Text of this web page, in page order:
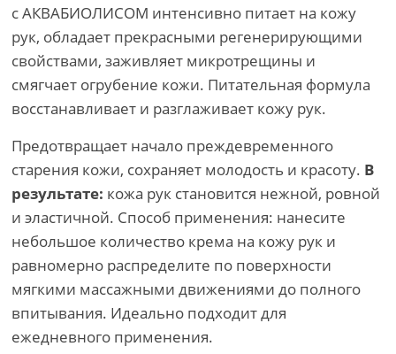
с АКВАБИОЛИСОМ интенсивно питает на кожу
рук, обладает прекрасными регенерирующими
свойствами, заживляет микротрещины и
смягчает огрубение кожи. Питательная формула
восстанавливает и разглаживает кожу рук.
Предотвращает начало преждевременного
старения кожи, сохраняет молодость и красоту. В
результате: кожа рук становится нежной, ровной
и эластичной. Способ применения: нанесите
небольшое количество крема на кожу рук и
равномерно распределите по поверхности
мягкими массажными движениями до полного
впитывания. Идеально подходит для
ежедневного применения.